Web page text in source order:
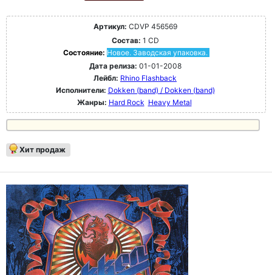
Артикул: CDVP 456569
Состав: 1 CD
Состояние: Новое. Заводская упаковка.
Дата релиза: 01-01-2008
Лейбл: Rhino Flashback
Исполнители: Dokken (band) / Dokken (band)
Жанры: Hard Rock Heavy Metal
Хит продаж